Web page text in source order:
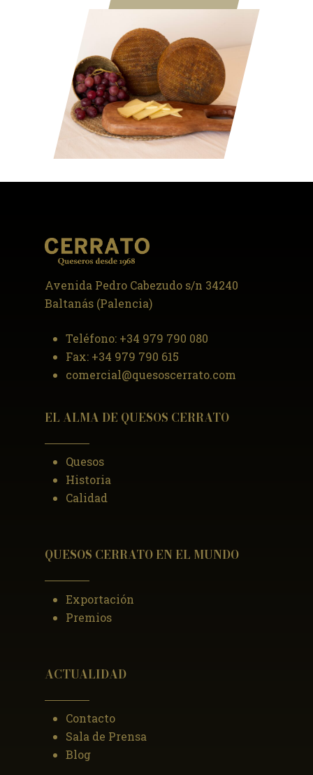
Avenida Pedro Cabezudo s/n 34240
Baltanás (Palencia)
Teléfono: +34 979 790 080
Fax: +34 979 790 615
comercial@quesoscerrato.com
EL ALMA DE QUESOS CERRATO
Quesos
Historia
Calidad
QUESOS CERRATO EN EL MUNDO
Exportación
Premios
ACTUALIDAD
Contacto
Sala de Prensa
Blog